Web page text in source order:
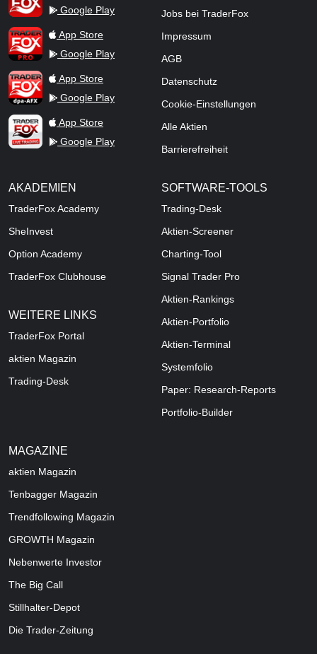
Google Play
TraderFox ProApp Store
Google Play
TraderFox dpa-AFX ProFeed
App Store
Google Play
TraderFox Live Trading
App Store
Google Play
Jobs bei TraderFox
Impressum
AGB
Datenschutz
Cookie-Einstellungen
Alle Aktien
Barrierefreiheit
AKADEMIEN
TraderFox Academy
SheInvest
Option Academy
TraderFox Clubhouse
WEITERE LINKS
TraderFox Portal
aktien Magazin
Trading-Desk
SOFTWARE-TOOLS
Trading-Desk
Aktien-Screener
Charting-Tool
Signal Trader Pro
Aktien-Rankings
Aktien-Portfolio
Aktien-Terminal
Systemfolio
Paper: Research-Reports
Portfolio-Builder
MAGAZINE
aktien Magazin
Tenbagger Magazin
Trendfollowing Magazin
GROWTH Magazin
Nebenwerte Investor
The Big Call
Stillhalter-Depot
Die Trader-Zeitung